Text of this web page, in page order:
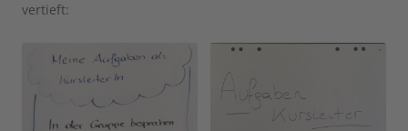
vertieft: